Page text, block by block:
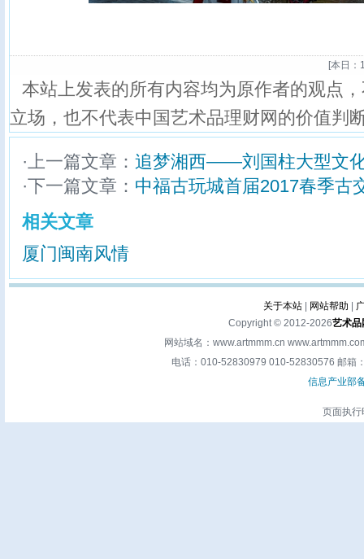
[本日：
本站上发表的所有内容均为原作者的观点
立场，也不代表中国艺术品理财网的价值判
·上一篇文章： 追梦湘西——刘国柱大型文
·下一篇文章： 中福古玩城首届2017春季古
相关文章
厦门闽南风情
关于本站| 网站帮助 |
Copyright © 2012-2026艺术品
网站域名：www.artmmm.cn
电话：010-52830979 010-52830576 邮箱
信息产业部
页面执